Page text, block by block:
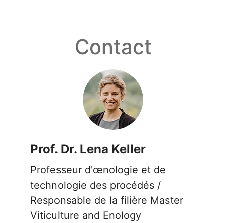
Contact
Prof. Dr. Lena Keller
Professeur d'œnologie et de
technologie des procédés /
Responsable de la filière Master
Viticulture and Enology